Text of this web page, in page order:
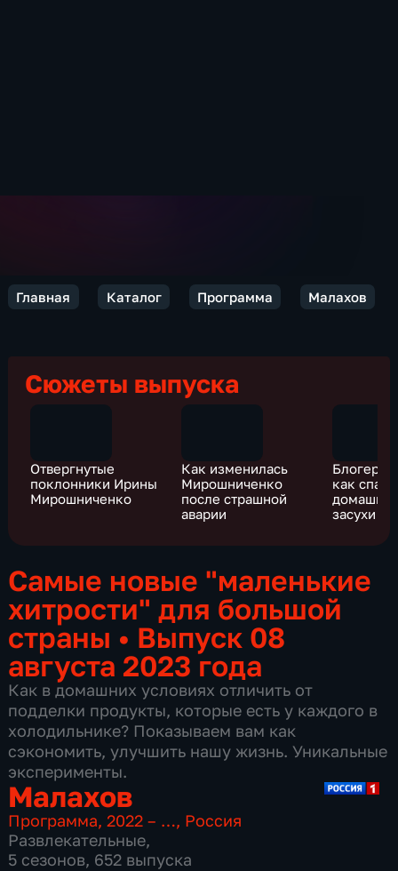
Главная Каталог Программа Малахов
Сюжеты выпуска
Отвергнутые
поклонники Ирины
Мирошниченко
Как изменилась
Мирошниченко
после страшной
аварии
Блогер
как
засухи
Самые новые "маленькие
хитрости" для большой
страны • Выпуск 08
августа 2023 года
Как в домашних условиях отличить от
подделки продукты, которые есть у каждого в
холодильнике? Показываем вам как
сэкономить, улучшить нашу жизнь. Уникальные
эксперименты.
Малахов
Программа,2022 – …, Россия
Развлекательные,
5 сезонов, 652 выпуска